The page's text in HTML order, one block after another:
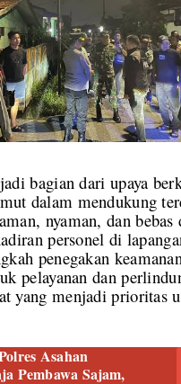
bagian dari upaya
dalam mendukung
nyaman, dan bebas
personel di
penegakan
pelayanan dan
yang menjadi prioritas
Asahan
Pembawa Sajam,